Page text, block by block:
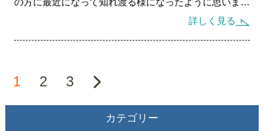
的なレベルから難関レベルまで、数多くの問題集が並ん
でいます。 また、多くの問題集にはQRコードが付い
の付いた問題集を使うことをお勧めします。
が、自宅でも動画の授業を見ながら勉強できるのであれ
が、理系、文系の選択は恐らく、１年生の時でも可能で
しょうから、私大理系、あるいは私大文系の選択で共通
テスト科目を選び受験勉強をスタートさせて下さい。
勉強もありますので、高校によって異なってくるとは思
ることです。 例えば、理系であれば英数のみ、文系で
の方に最近になって知れ渡る様になったように思いま
す。私自身は、「一般社団法人自在能力開発研究所のス
は決して測れないことは、何方でもすぐに理解できるこ
具体的な非認知能力とは、やる気、忍耐力、協調性、
詳しく見る
1 2 3
カテゴリー